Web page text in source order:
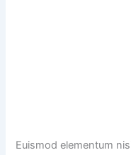
Euismod elementum